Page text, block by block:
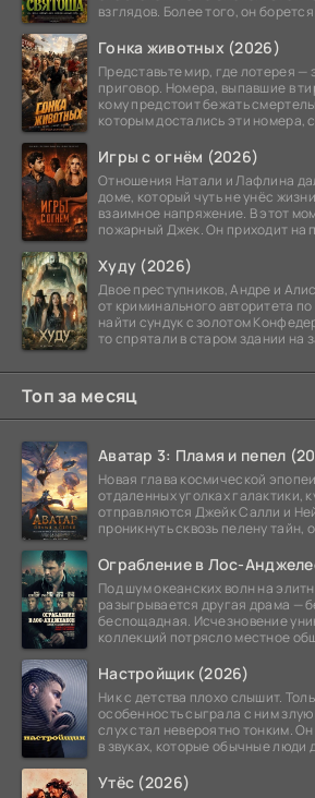
взглядов. Более того, он борется
Гонка животных (2026)
Представьте мир, где лотерея —
приговор. Номера, выпавшие в
кому предстоит бежать
которым достались эти номера,
Игры с огнём (2026)
Отношения Натали и Лафлина
доме, который чуть не унёс
взаимное напряжение. В этот
пожарный Джек. Он приходит на
Худу (2026)
Двое преступников, Андре и
от криминального авторитета
найти сундук с золотом
то спрятали в старом здании на
Топ за месяц
Аватар 3: Пламя и пепел
Новая глава космической
отдаленных уголках галактики,
отправляются Джейк Салли и
проникнуть сквозь пелену
Ограбление в Лос-
Под шум океанских волн на
разыгрывается другая драма —
беспощадная. Исчезновение
коллекций потрясло местное
Настройщик (2026)
Ник с детства плохо слышит.
особенность сыграла с ним
слух стал невероятно тонким.
в звуках, которые обычные люди
Утёс (2026)